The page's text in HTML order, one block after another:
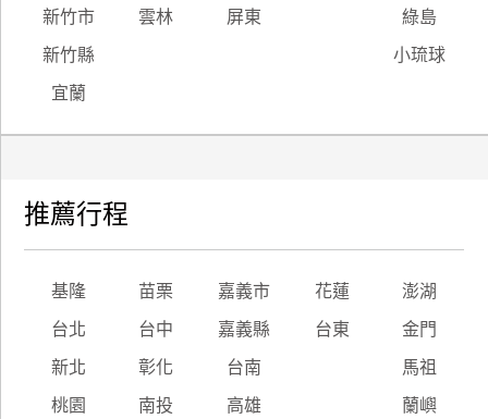
新竹市 雲林 屏東 綠島
新竹縣 小琉球
宜蘭
推薦行程
基隆 苗栗 嘉義市 花蓮 澎湖
台北 台中 嘉義縣 台東 金門
新北 彰化 台南 馬祖
桃園 南投 高雄 蘭嶼